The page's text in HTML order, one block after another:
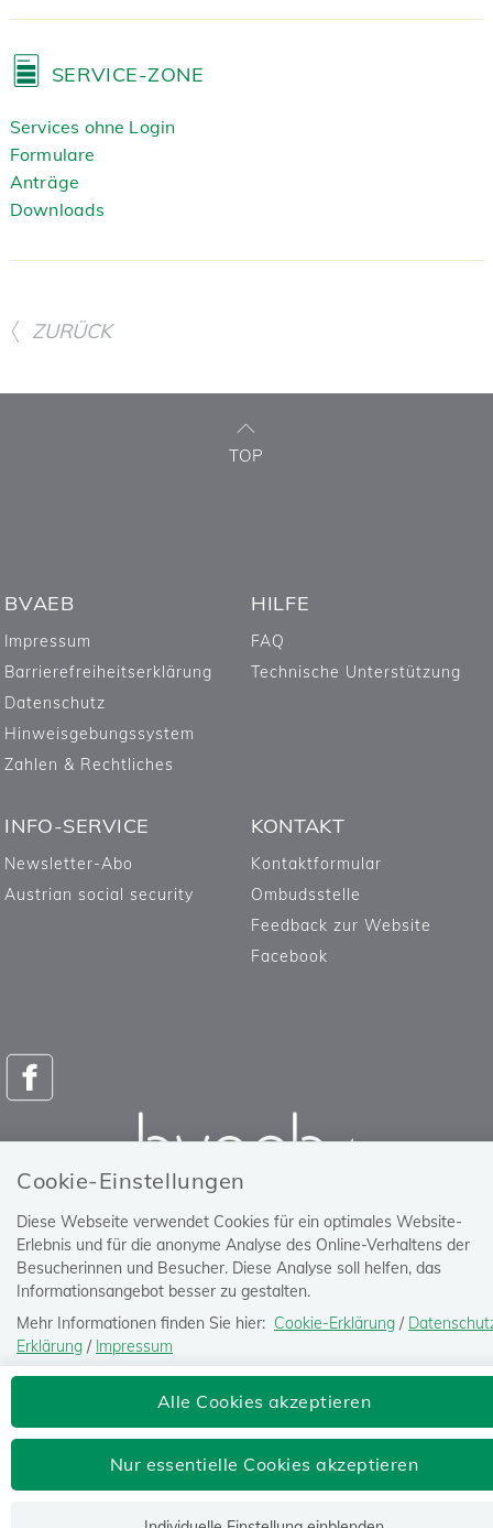
Cookie-Einstellungen
Diese Webseite verwendet Cookies für ein optimales Website-
Erlebnis und für die anonyme Analyse des Online-Verhaltens der
Besucherinnen und Besucher. Diese Analyse soll helfen, das
Informationsangebot besser zu gestalten.
Mehr Informationen finden Sie hier: Cookie-Erklärung /
Erklärung / Impressum
Die Einstellung können Sie jederzeit auf der Seite "Datenschutz-
Alle Cookies akzeptieren
Nur essentielle Cookies akzeptieren
SERVICE-ZONE
Services ohne Login
Formulare
Anträge
Downloads
ZURÜCK
TOP
Versicherungsanstalt öffentlich
Bediensteter, Eisenbahnen und Bergbau
Josefstädter Straße 80, 1080 Wien
postoffice@bvaeb.at
BVAEB
Impressum
Barrierefreiheitserklärung
Datenschutz
Hinweisgebungssystem
Zahlen & Rechtliches
HILFE
FAQ
Technische Unterstützung
INFO-SERVICE
Newsletter-Abo
Austrian social security
KONTAKT
Kontaktformular
Ombudsstelle
Feedback zur Website
Facebook